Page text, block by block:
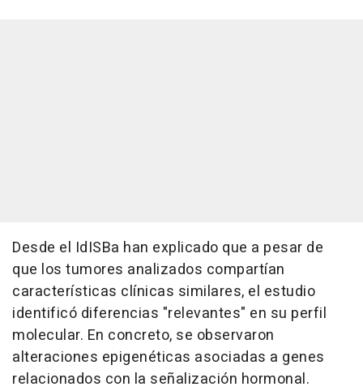
Desde el IdISBa han explicado que a pesar de
que los tumores analizados compartían
características clínicas similares, el estudio
identificó diferencias "relevantes" en su perfil
molecular. En concreto, se observaron
alteraciones epigenéticas asociadas a genes
relacionados con la señalización hormonal.